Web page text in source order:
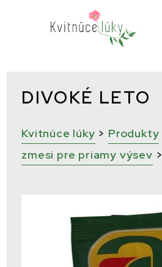
DIVOKÉ LETO
Kvitnúce lúky > Produkty
zmesi pre priamy výsev >